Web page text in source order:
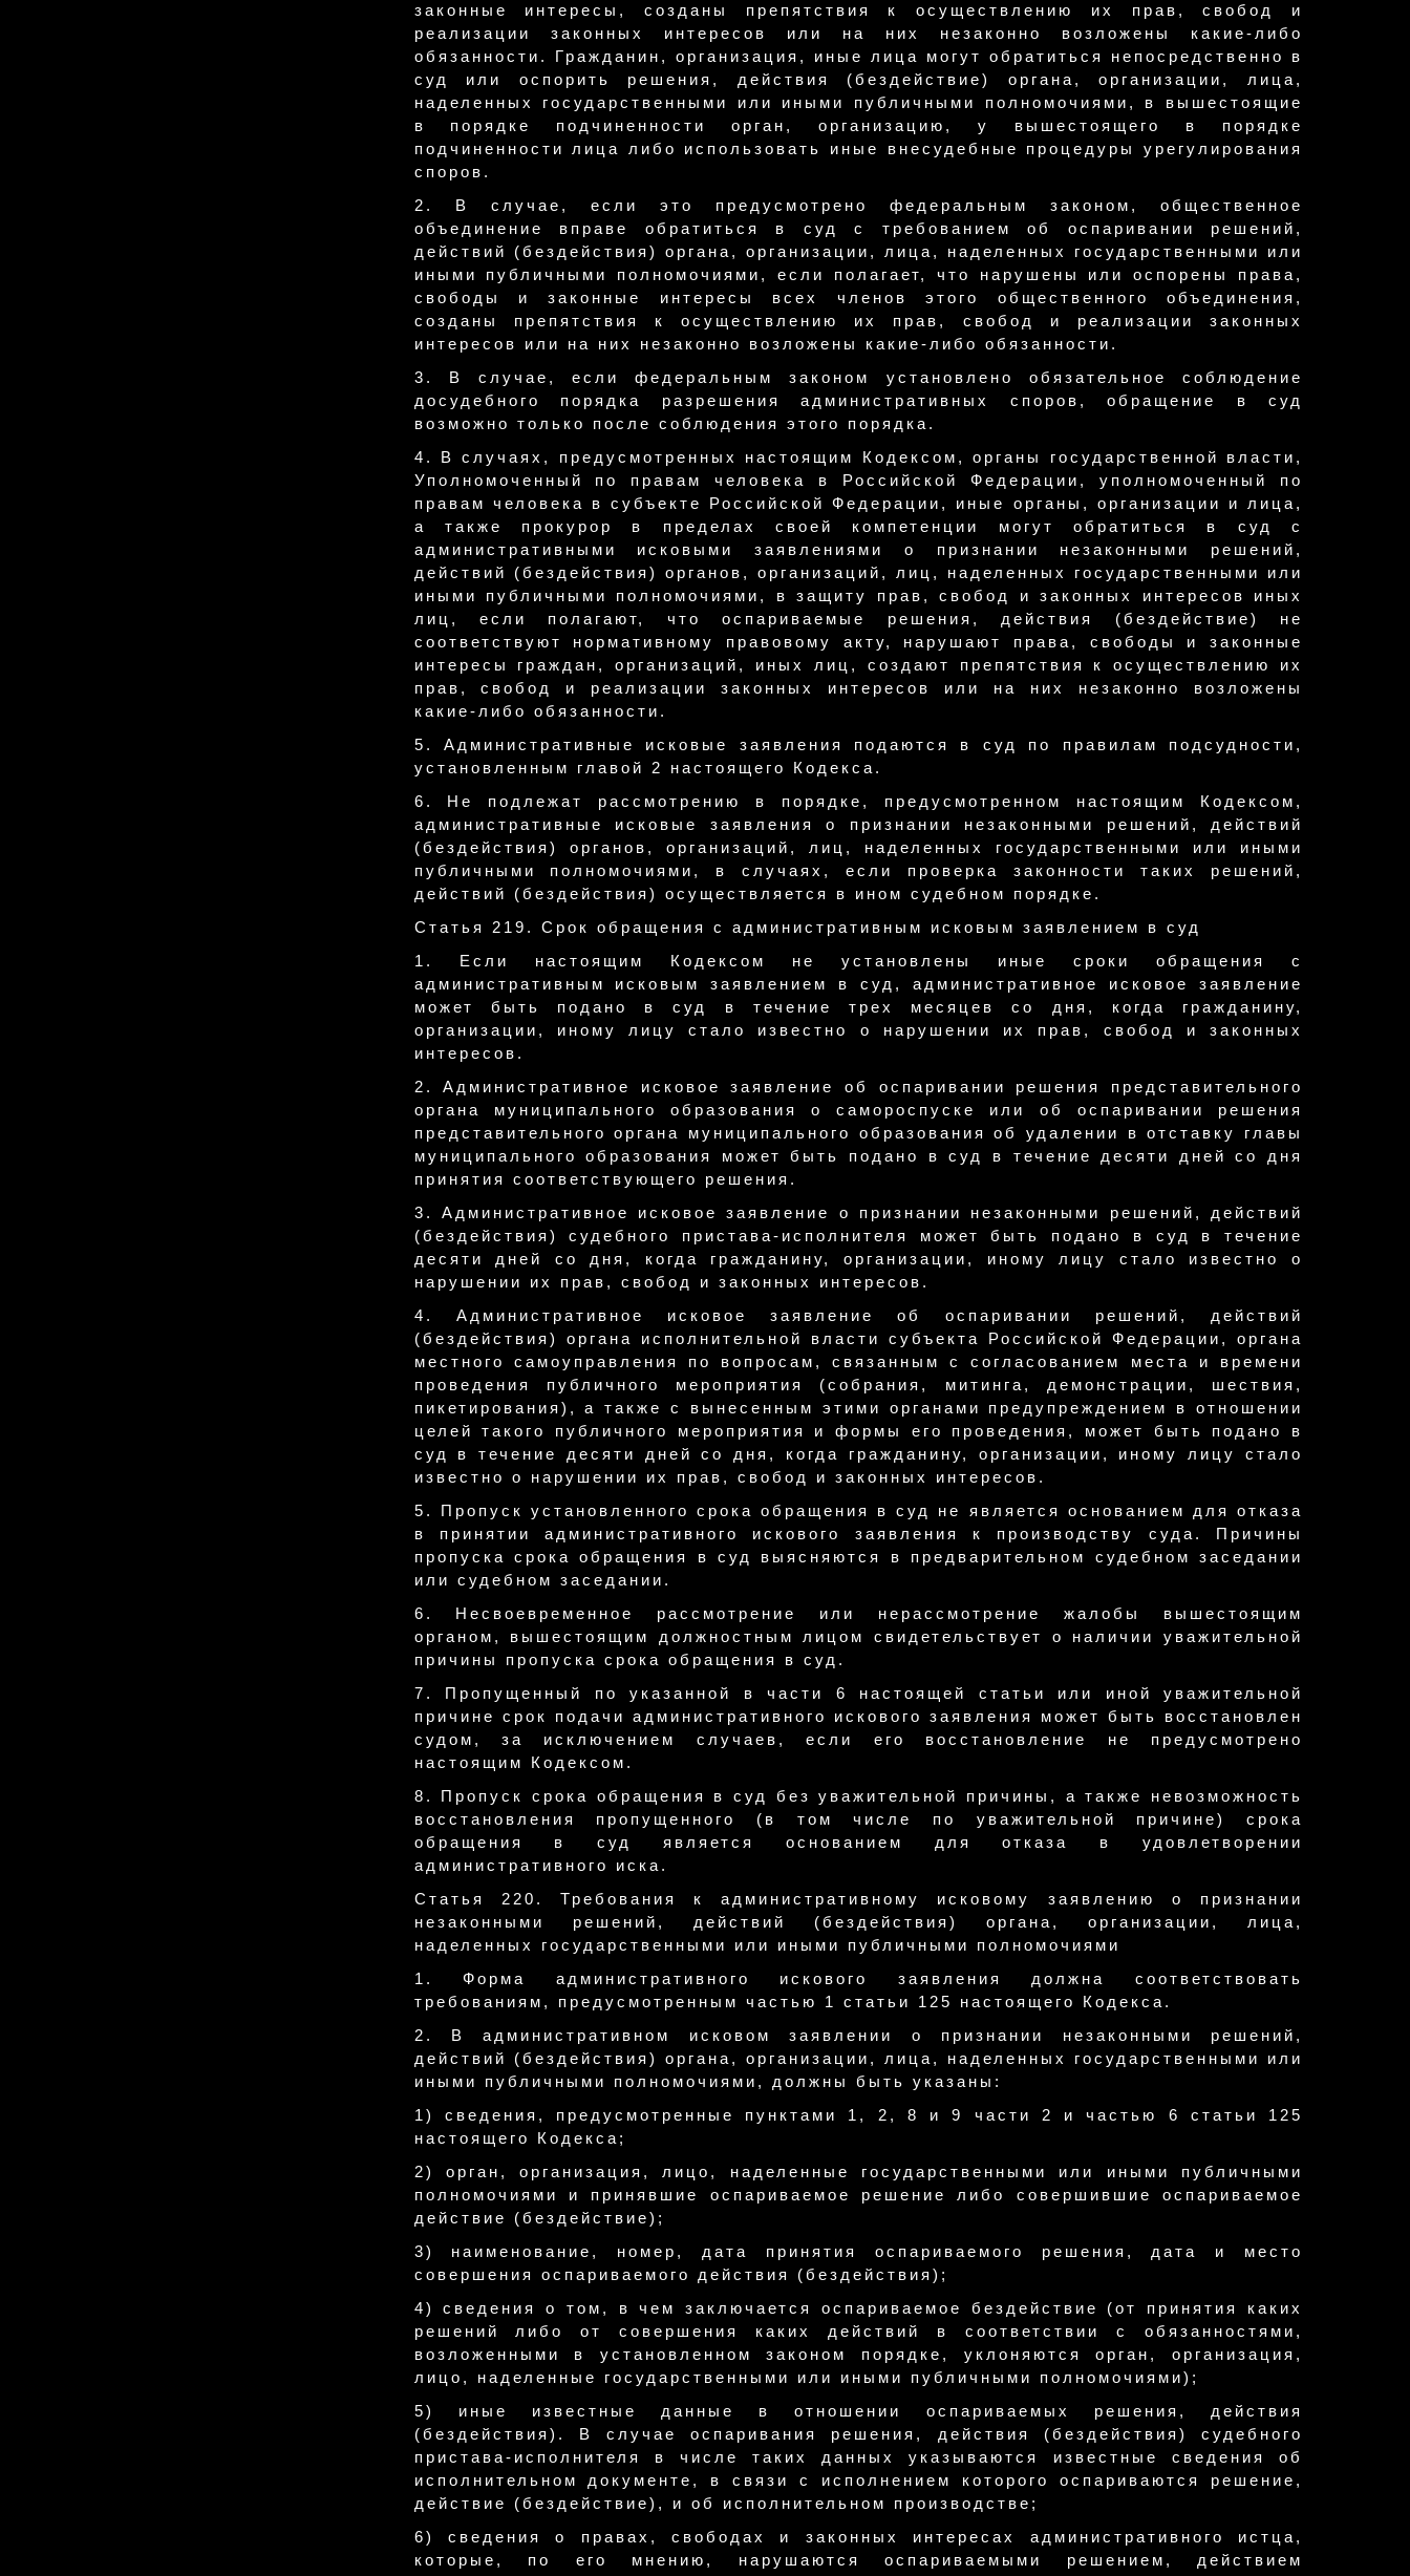
законные интересы, созданы препятствия к осуществлению их прав, свобод и
реализации законных интересов или на них незаконно возложены какие-либо
обязанности. Гражданин, организация, иные лица могут обратиться непосредственно в
суд или оспорить решения, действия (бездействие) органа, организации, лица,
наделенных государственными или иными публичными полномочиями, в вышестоящие
в порядке подчиненности орган, организацию, у вышестоящего в порядке
подчиненности лица либо использовать иные внесудебные процедуры урегулирования
споров.
2. В случае, если это предусмотрено федеральным законом, общественное
объединение вправе обратиться в суд с требованием об оспаривании решений,
действий (бездействия) органа, организации, лица, наделенных государственными или
иными публичными полномочиями, если полагает, что нарушены или оспорены права,
свободы и законные интересы всех членов этого общественного объединения,
созданы препятствия к осуществлению их прав, свобод и реализации законных
интересов или на них незаконно возложены какие-либо обязанности.
3. В случае, если федеральным законом установлено обязательное соблюдение
досудебного порядка разрешения административных споров, обращение в суд
возможно только после соблюдения этого порядка.
4. В случаях, предусмотренных настоящим Кодексом, органы государственной власти,
Уполномоченный по правам человека в Российской Федерации, уполномоченный по
правам человека в субъекте Российской Федерации, иные органы, организации и лица,
а также прокурор в пределах своей компетенции могут обратиться в суд с
административными исковыми заявлениями о признании незаконными решений,
действий (бездействия) органов, организаций, лиц, наделенных государственными или
иными публичными полномочиями, в защиту прав, свобод и законных интересов иных
лиц, если полагают, что оспариваемые решения, действия (бездействие) не
соответствуют нормативному правовому акту, нарушают права, свободы и законные
интересы граждан, организаций, иных лиц, создают препятствия к осуществлению их
прав, свобод и реализации законных интересов или на них незаконно возложены
какие-либо обязанности.
5. Административные исковые заявления подаются в суд по правилам подсудности,
установленным главой 2 настоящего Кодекса.
6. Не подлежат рассмотрению в порядке, предусмотренном настоящим Кодексом,
административные исковые заявления о признании незаконными решений, действий
(бездействия) органов, организаций, лиц, наделенных государственными или иными
публичными полномочиями, в случаях, если проверка законности таких решений,
действий (бездействия) осуществляется в ином судебном порядке.
Статья 219. Срок обращения с административным исковым заявлением в суд
1. Если настоящим Кодексом не установлены иные сроки обращения с
административным исковым заявлением в суд, административное исковое заявление
может быть подано в суд в течение трех месяцев со дня, когда гражданину,
организации, иному лицу стало известно о нарушении их прав, свобод и законных
интересов.
2. Административное исковое заявление об оспаривании решения представительного
органа муниципального образования о самороспуске или об оспаривании решения
представительного органа муниципального образования об удалении в отставку главы
муниципального образования может быть подано в суд в течение десяти дней со дня
принятия соответствующего решения.
3. Административное исковое заявление о признании незаконными решений, действий
(бездействия) судебного пристава-исполнителя может быть подано в суд в течение
десяти дней со дня, когда гражданину, организации, иному лицу стало известно о
нарушении их прав, свобод и законных интересов.
4. Административное исковое заявление об оспаривании решений, действий
(бездействия) органа исполнительной власти субъекта Российской Федерации, органа
местного самоуправления по вопросам, связанным с согласованием места и времени
проведения публичного мероприятия (собрания, митинга, демонстрации, шествия,
пикетирования), а также с вынесенным этими органами предупреждением в отношении
целей такого публичного мероприятия и формы его проведения, может быть подано в
суд в течение десяти дней со дня, когда гражданину, организации, иному лицу стало
известно о нарушении их прав, свобод и законных интересов.
5. Пропуск установленного срока обращения в суд не является основанием для отказа
в принятии административного искового заявления к производству суда. Причины
пропуска срока обращения в суд выясняются в предварительном судебном заседании
или судебном заседании.
6. Несвоевременное рассмотрение или нерассмотрение жалобы вышестоящим
органом, вышестоящим должностным лицом свидетельствует о наличии уважительной
причины пропуска срока обращения в суд.
7. Пропущенный по указанной в части 6 настоящей статьи или иной уважительной
причине срок подачи административного искового заявления может быть восстановлен
судом, за исключением случаев, если его восстановление не предусмотрено
настоящим Кодексом.
8. Пропуск срока обращения в суд без уважительной причины, а также невозможность
восстановления пропущенного (в том числе по уважительной причине) срока
обращения в суд является основанием для отказа в удовлетворении
административного иска.
Статья 220. Требования к административному исковому заявлению о признании
незаконными решений, действий (бездействия) органа, организации, лица,
наделенных государственными или иными публичными полномочиями
1. Форма административного искового заявления должна соответствовать
требованиям, предусмотренным частью 1 статьи 125 настоящего Кодекса.
2. В административном исковом заявлении о признании незаконными решений,
действий (бездействия) органа, организации, лица, наделенных государственными или
иными публичными полномочиями, должны быть указаны:
1) сведения, предусмотренные пунктами 1, 2, 8 и 9 части 2 и частью 6 статьи 125
настоящего Кодекса;
2) орган, организация, лицо, наделенные государственными или иными публичными
полномочиями и принявшие оспариваемое решение либо совершившие оспариваемое
действие (бездействие);
3) наименование, номер, дата принятия оспариваемого решения, дата и место
совершения оспариваемого действия (бездействия);
4) сведения о том, в чем заключается оспариваемое бездействие (от принятия каких
решений либо от совершения каких действий в соответствии с обязанностями,
возложенными в установленном законом порядке, уклоняются орган, организация,
лицо, наделенные государственными или иными публичными полномочиями);
5) иные известные данные в отношении оспариваемых решения, действия
(бездействия). В случае оспаривания решения, действия (бездействия) судебного
пристава-исполнителя в числе таких данных указываются известные сведения об
исполнительном документе, в связи с исполнением которого оспариваются решение,
действие (бездействие), и об исполнительном производстве;
6) сведения о правах, свободах и законных интересах административного истца,
которые, по его мнению, нарушаются оспариваемыми решением, действием